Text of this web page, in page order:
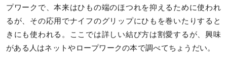
プワークで、本来はひもの端のほつれを抑えるために使われ
るが、その応用でナイフのグリップにひもを巻いたりすると
きにも使われる。ここでは詳しい結び方は割愛するが、興味
がある人はネットやロープワークの本で調べてちょうだい。